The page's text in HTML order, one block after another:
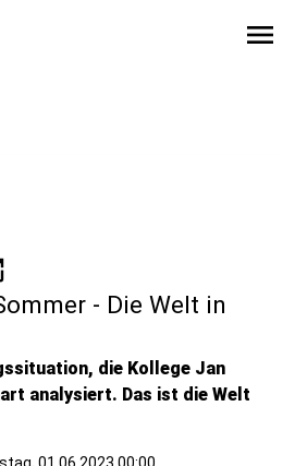
menu
- Die Welt in
die Kollege Jan
analysiert. Das ist die Welt